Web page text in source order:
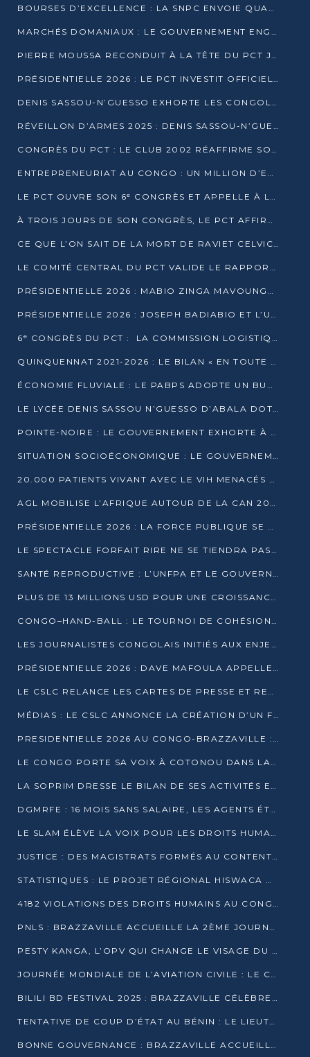
BOURSES D’EXCELLENCE : LA SNPC ENVOIE QUATRE NOUVEAUX TALENTS CONGOLAIS SE FORMER À BAKOU
MARCHÉS DOMANIAUX : LE GOUVERNEMENT ENGAGE LA STRUCTURATION DES TAXES D’ASSAINISSEMENT
PIERRE MOUSSA RECONDUIT À LA TÊTE DU PCT JUSQU’EN 2031
PRÉSIDENTIELLE 2026 : LE PCT INVESTIT OFFICIELLEMENT DENIS SASSOU NGUESSO
DENIS SASSOU-N’GUESSO EXHORTE LES CONGOLAIS À L’UNITÉ ET AU FAIR-PLAY DÉMOCRATIQUE EN 2026
RÉVEILLON D’ARMES 2025 : DENIS SASSOU-N’GUESSO GARANTIT DES ÉLECTIONS 2026 PAISIBLES ET SÉCURISÉES
CONGRÈS DU PCT : LE CLUB 2002 RÉAFFIRME SON SOUTIEN À DENIS SASSOU-N’GUESSO POUR 2026
ENTREPRENEURIAT AU CONGO : UN MILLION D’EUROS POUR FINANCER LES STARTUPS DÈS 2026
LE PCT OUVRE SON 6ᵉ CONGRÈS ET APPELLE À LA CANDIDATURE DE DENIS SASSOU NGUESSO
À TROIS JOURS DE SON CONGRÈS, LE PCT AFFIRME AVOIR ATTEINT TOUS SES OBJECTIFS
CE QUE L’ON SAIT DE LA MORT DE RAVIET CELVIC N’TSIANTSIE
LE COMITÉ CENTRAL DU PCT VALIDE LE RAPPORT DU CONGRÈS ET SOUTIENT DENIS SASSOU N’GUESSO
PRÉSIDENTIELLE 2026 : MABIO ZINGA MAVOUNGOU DÉCLARE SA CANDIDATURE ET CHARGE LE BILAN DU PCT
PRÉSIDENTIELLE 2026 : JOSEPH BADIABIO ET L’UDH-YUKI JOUENT LA PRUDENCE
6ᵉ CONGRÈS DU PCT : LA COMMISSION LOGISTIQUE ASSURE LA DISTRIBUTION DES KITS
QUINQUENNAT 2021-2026 : LE BILAN « EN TOUTE TRANSPARENCE » PRÉSENTÉ À LA PRESSE
ÉCONOMIE FLUVIALE : LE PABPS ADOPTE UN BUDGET 2026 DE PLUS DE 2,7 MILLIARDS FCFA
LE LYCÉE DENIS SASSOU N’GUESSO D’ABALA DOTÉ D’UNE SALLE MULTIMÉDIA
POINTE-NOIRE : LE GOUVERNEMENT EXHORTE À UN USAGE RESPONSABLE DU NOUVEAU MATÉRIEL MUNICIPAL
SITUATION SOCIOÉCONOMIQUE : LE GOUVERNEMENT INTERPELLÉ DEVANT LE SÉNAT
20.000 PATIENTS VIVANT AVEC LE VIH MENACÉS D’ARRÊT DE TRAITEMENT
AGL MOBILISE L’AFRIQUE AUTOUR DE LA CAN 2025
PRÉSIDENTIELLE 2026 : LA FORCE PUBLIQUE SE PRÉPARE À SÉCURISER LE SCRUTIN
LE SPECTACLE FORFAIT RIRE NE SE TIENDRA PAS LE 1ER JANVIER
SANTÉ REPRODUCTIVE : L’UNFPA ET LE GOUVERNEMENT AFFINENT LES PRIORITÉS DE 2026
PLUS DE 13 MILLIONS USD POUR UNE CROISSANCE VERTE ET SOUVERAINE
CONGO–HAND-BALL : LE TOURNOI DE COHÉSION ET DE FRATERNITÉ ALLUME SES LAMPIONS À BRAZZAVILLE
LES JOURNALISTES CONGOLAIS INITIÉS AUX ENJEUX DE L’ÉCONOMIE BLEUE
PRÉSIDENTIELLE 2026 : DAVE MAFOULA APPELLE LES CONGOLAIS À UN « NOUVEAU DÉPART »
LE CSLC RELANCE LES CARTES DE PRESSE ET RECONNAÎT OFFICIELLEMENT LES MÉDIAS EN LIGNE
MÉDIAS : LE CSLC ANNONCE LA CRÉATION D’UN FONDS D’APPUI À LA PRESSE
PRESIDENTIELLE 2026 AU CONGO-BRAZZAVILLE : UN CASTING ÉLARGI
LE CONGO PORTE SA VOIX À COTONOU DANS LA LUTTE CONTRE LA TUBERCULOSE
LA SOPRIM DRESSE LE BILAN DE SES ACTIVITÉS ET FIXE DE NOUVELLES PRIORITÉS
DGMRFE : 16 MOIS SANS SALAIRE, LES AGENTS ÉTOUFFENT DANS LE SILENCE
LE SLAM ÉLÈVE LA VOIX POUR LES DROITS HUMAINS À BRAZZAVILLE
JUSTICE : DES MAGISTRATS FORMÉS AU CONTENTIEUX DE LA PROPRIÉTÉ INTELLECTUELLE
STATISTIQUES : LE PROJET RÉGIONAL HISWACA OFFICIELLEMENT LANCÉ AU CONGO
4182 VIOLATIONS DES DROITS HUMAINS AU CONGO EN 2025 SELON LE CAD
PNLS : BRAZZAVILLE ACCUEILLE LA 2ÈME JOURNÉE SCIENTIFIQUE SUR LE VIH/SIDA
PESTY KANGA, L’OPV QUI CHANGE LE VISAGE DU REPORTAGE AU CONGO
JOURNÉE MONDIALE DE L’AVIATION CIVILE : LE CONGO MISE SUR L’INNOVATION ET LA SÉCURITÉ
BILILI BD FESTIVAL 2025 : BRAZZAVILLE CÉLÈBRE DIX ANS DE CRÉATION GRAPHIQUE AFRICAINE
TENTATIVE DE COUP D’ÉTAT AU BÉNIN : LE LIEUTENANT-COLONEL TIGRI S’AUTOPROCLAME CHEF D’UN COMITÉ MILITAIRE
BONNE GOUVERNANCE : BRAZZAVILLE ACCUEILLE LES PREMIÈRES JOURNÉES CONGOLAISES DE L’ÉVALUATION